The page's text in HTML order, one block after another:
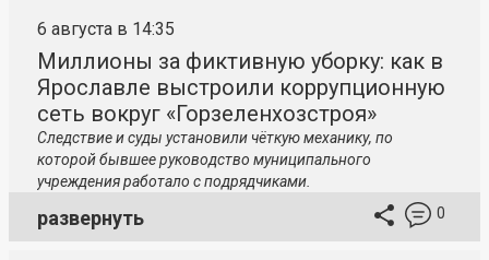
6 августа в 14:35
Миллионы за фиктивную уборку: как в
Ярославле выстроили коррупционную
сеть вокруг «Горзеленхозстроя»
Следствие и суды установили чёткую механику, по
которой бывшее руководство муниципального
учреждения работало с подрядчиками.
развернуть 0